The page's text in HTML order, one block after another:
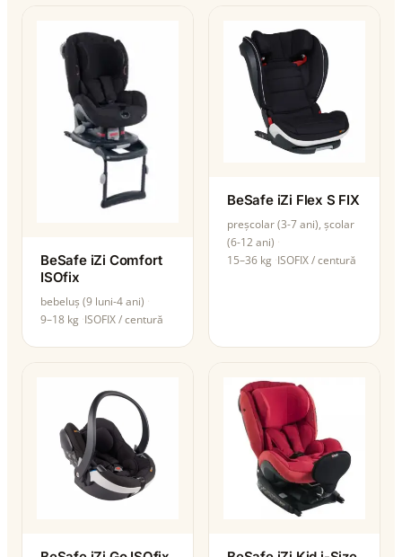
BeSafe iZi Comfort
ISOfix
bebeluș (9 luni-4 ani)
9–18 kg ISOFIX / centură
BeSafe iZi Flex S FIX
preșcolar (3-7 ani), școlar
(6-12 ani)
15–36 kg ISOFIX / centură